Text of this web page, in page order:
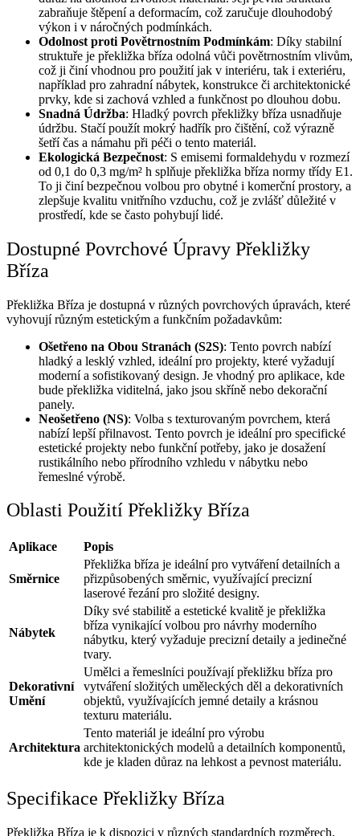
zabraňuje štěpení a deformacím, což zaručuje dlouhodobý
výkon i v náročných podmínkách.
Odolnost proti Povětrnostním Podmínkám: Díky stabilní
struktuře je překližka bříza odolná vůči povětrnostním vlivům,
což ji činí vhodnou pro použití jak v interiéru, tak i exteriéru,
například pro zahradní nábytek, konstrukce či architektonické
prvky, kde si zachová vzhled a funkčnost po dlouhou dobu.
Snadná Údržba: Hladký povrch překližky bříza usnadňuje
údržbu. Stačí použít mokrý hadřík pro čištění, což výrazně
šetří čas a námahu při péči o tento materiál.
Ekologická Bezpečnost: S emisemi formaldehydu v rozmezí
od 0,1 do 0,3 mg/m² h splňuje překližka bříza normy třídy E1.
To ji činí bezpečnou volbou pro obytné i komerční prostory, a
zlepšuje kvalitu vnitřního vzduchu, což je zvlášť důležité v
prostředí, kde se často pohybují lidé.
Dostupné Povrchové Úpravy Překližky
Bříza
Překližka Bříza je dostupná v různých povrchových úpravách, které
vyhovují různým estetickým a funkčním požadavkům:
Ošetřeno na Obou Stranách (S2S): Tento povrch nabízí
hladký a lesklý vzhled, ideální pro projekty, které vyžadují
moderní a sofistikovaný design. Je vhodný pro aplikace, kde
bude překližka viditelná, jako jsou skříně nebo dekorační
panely.
Neošetřeno (NS): Volba s texturovaným povrchem, která
nabízí lepší přilnavost. Tento povrch je ideální pro specifické
estetické projekty nebo funkční potřeby, jako je dosažení
rustikálního nebo přírodního vzhledu v nábytku nebo
řemeslné výrobě.
Oblasti Použití Překližky Bříza
Aplikace Popis
Směrnice
Překližka bříza je ideální pro vytváření detailních a
přizpůsobených směrnic, využívající precizní
laserové řezání pro složité designy.
Nábytek
Díky své stabilitě a estetické kvalitě je překližka
bříza vynikající volbou pro návrhy moderního
nábytku, který vyžaduje precizní detaily a jedinečné
tvary.
Dekorativní
Umění
Umělci a řemeslníci používají překližku bříza pro
vytváření složitých uměleckých děl a dekorativních
objektů, využívajících jemné detaily a krásnou
texturu materiálu.
Architektura
Tento materiál je ideální pro výrobu
architektonických modelů a detailních komponentů,
kde je kladen důraz na lehkost a pevnost materiálu.
Specifikace Překližky Bříza
Překližka Bříza je k dispozici v různých standardních rozměrech,